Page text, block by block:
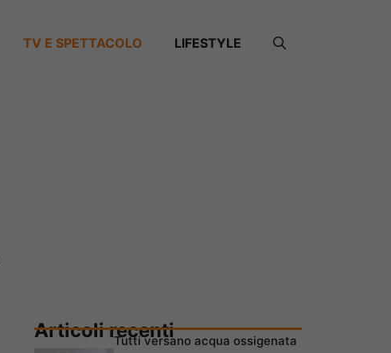
TV E SPETTACOLO LIFESTYLE
Articoli recentiTutti versano acqua ossigenata